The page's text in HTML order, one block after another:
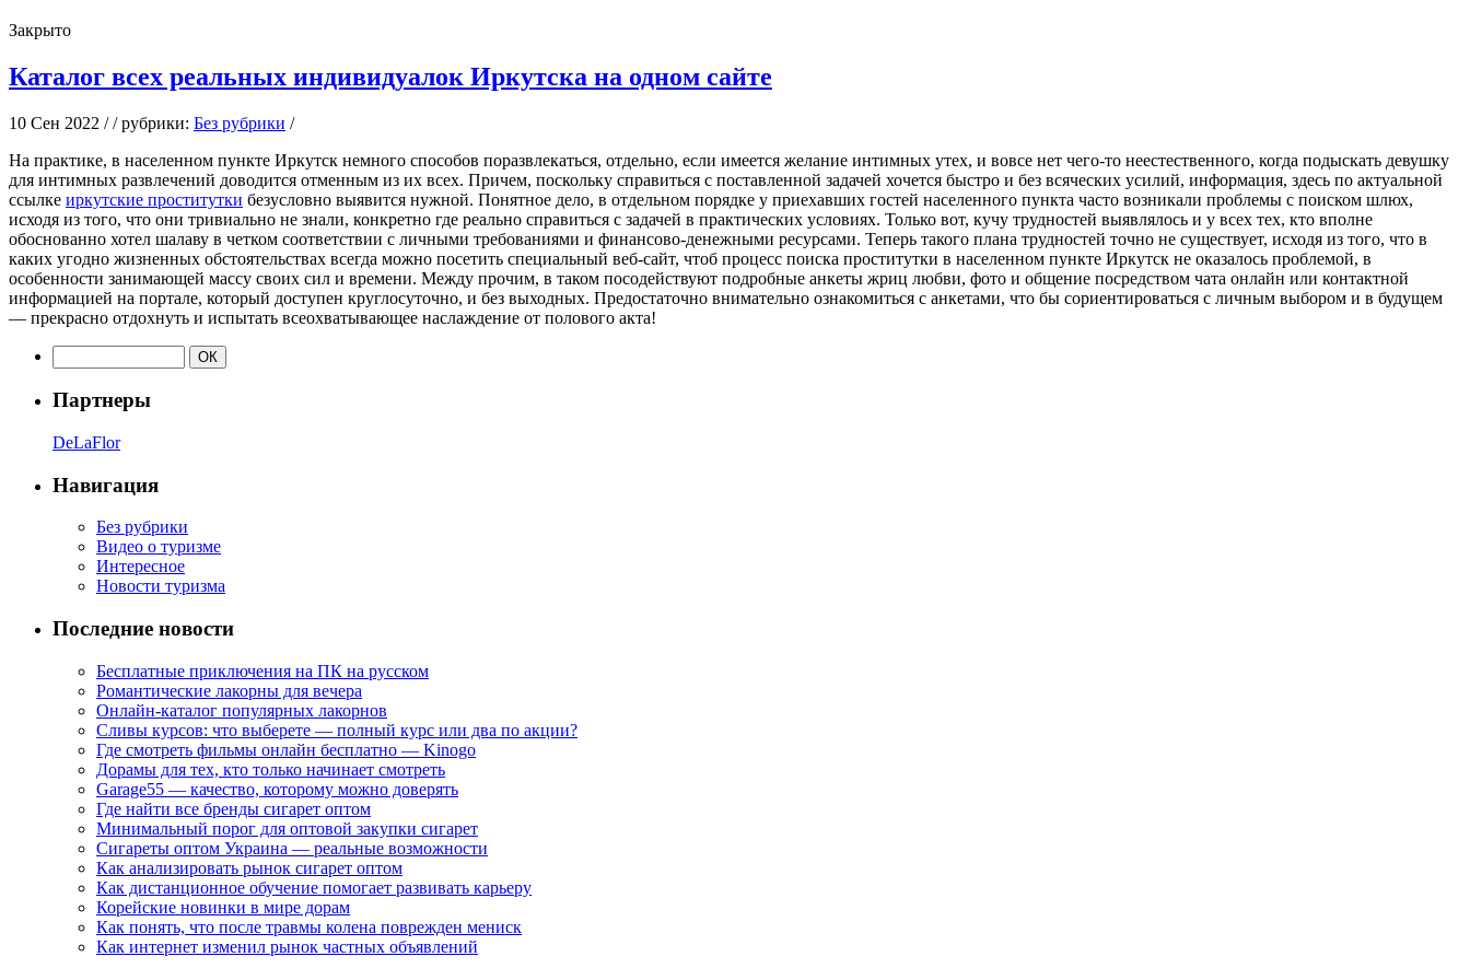
Закрыто
Каталог всех реальных индивидуалок Иркутска на одном сайте
10 Сен 2022 / / рубрики: Без рубрики /
Нa прaктикe, в населенном пункте Иркутск немного способов поразвлекаться, отдельно, если имеется желание интимных утех, и вовсе нет чего-то неестественного, когда подыскать девушку
для интимных развлечений доводится отменным из их всех. Причем, поскольку справиться с поставленной задачей хочется быстро и без всяческих усилий, информация, здесь по актуальной
ссылке иркутские проститутки безусловно выявится нужной. Понятное дело, в отдельном порядке у приехавших гостей населенного пункта часто возникали проблемы с поиском шлюх,
исходя из того, что они тривиально не знали, конкретно где реально справиться с задачей в практических условиях. Только вот, кучу трудностей выявлялось и у всех тех, кто вполне
обоснованно хотел шалаву в четком соответствии с личными требованиями и финансово-денежными ресурсами. Теперь такого плана трудностей точно не существует, исходя из того, что в
каких угодно жизненных обстоятельствах всегда можно посетить специальный веб-сайт, чтоб процесс поиска проститутки в населенном пункте Иркутск не оказалось проблемой, в
особенности занимающей массу своих сил и времени. Между прочим, в таком посодействуют подробные анкеты жриц любви, фото и общение посредством чата онлайн или контактной
информацией на портале, который доступен круглосуточно, и без выходных. Предостаточно внимательно ознакомиться с анкетами, что бы сориентироваться с личным выбором и в будущем
— прекрасно отдохнуть и испытать всеохватывающее наслаждение от полового акта!
Партнеры
DeLaFlor
Навигация
Без рубрики
Видео о туризме
Интересное
Новости туризма
Последние новости
Бесплатные приключения на ПК на русском
Романтические лакорны для вечера
Онлайн-каталог популярных лакорнов
Сливы курсов: что выберете — полный курс или два по акции?
Где смотреть фильмы онлайн бесплатно — Kinogo
Дорамы для тех, кто только начинает смотреть
Garage55 — качество, которому можно доверять
Где найти все бренды сигарет оптом
Минимальный порог для оптовой закупки сигарет
Сигареты оптом Украина — реальные возможности
Как анализировать рынок сигарет оптом
Как дистанционное обучение помогает развивать карьеру
Корейские новинки в мире дорам
Как понять, что после травмы колена поврежден мениск
Как интернет изменил рынок частных объявлений